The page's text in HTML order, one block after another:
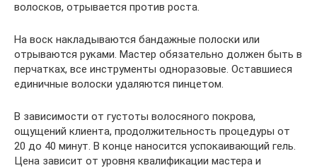
волосков, отрывается против роста.
На воск накладываются бандажные полоски или
отрываются руками. Мастер обязательно должен быть в
перчатках, все инструменты одноразовые. Оставшиеся
единичные волоски удаляются пинцетом.
В зависимости от густоты волосяного покрова,
ощущений клиента, продолжительность процедуры от
20 до 40 минут. В конце наносится успокаивающий гель.
Цена зависит от уровня квалификации мастера и